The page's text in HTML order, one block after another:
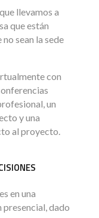
llevamos a
que están
sean la sede
con
un
y una
al proyecto.
en una
presencial, dado